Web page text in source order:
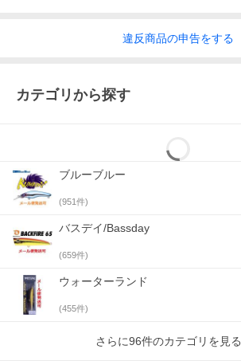
違反商品の申告をする
カテゴリから探す
ブルーブルー
(951件)
バスデイ/Bassday
(659件)
ウォーターランド
(455件)
さらに96件のカテゴリを見る